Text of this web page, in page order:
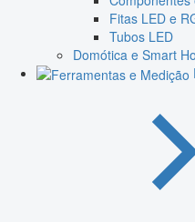
Fitas LED e
Tubos LED
Domótica e Smart